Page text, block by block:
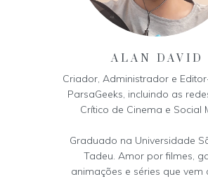
ALAN DAVID
Criador, Administrador e
ParsaGeeks, incluindo as
Crítico de Cinema e Social
Graduado na Universidade
Tadeu. Amor por filmes,
animações e séries que vem